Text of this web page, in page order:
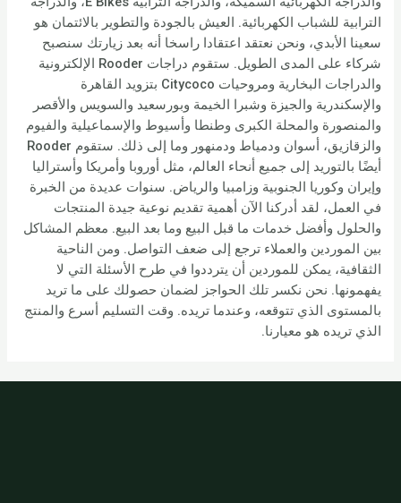
الترابية للشباب الكهربائية. العيش بالجودة والتطوير بالائتمان هو
سعينا الأبدي، ونحن نعتقد اعتقادا راسخا أنه بعد زيارتك سنصبح
شركاء على المدى الطويل. ستقوم دراجات Rooder الإلكترونية
والدراجات البخارية ومروحيات Citycoco بتزويد القاهرة
والإسكندرية والجيزة وشبرا الخيمة وبورسعيد والسويس والأقصر
والمنصورة والمحلة الكبرى وطنطا وأسيوط والإسماعيلية والفيوم
والزقازيق، أسوان ودمياط ودمنهور وما إلى ذلك. ستقوم Rooder
أيضًا بالتوريد إلى جميع أنحاء العالم، مثل أوروبا وأمريكا وأستراليا
وإيران وكوريا الجنوبية وزامبيا والرياض. سنوات عديدة من الخبرة
في العمل، لقد أدركنا الآن أهمية تقديم نوعية جيدة المنتجات
والحلول وأفضل خدمات ما قبل البيع وما بعد البيع. معظم المشاكل
بين الموردين والعملاء ترجع إلى ضعف التواصل. ومن الناحية
الثقافية، يمكن للموردين أن يترددوا في طرح الأسئلة التي لا
يفهمونها. نحن نكسر تلك الحواجز لضمان حصولك على ما تريد
بالمستوى الذي تتوقعه، وعندما تريده. وقت التسليم أسرع والمنتج
الذي تريده هو معيارنا.